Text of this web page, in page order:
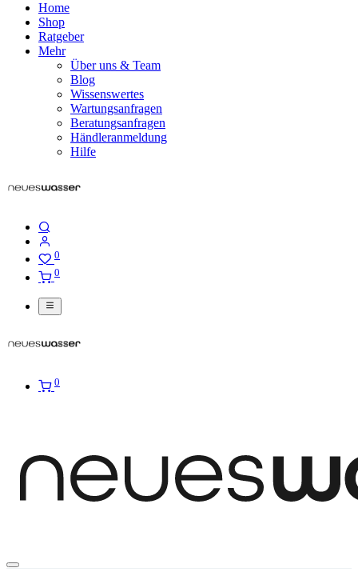
Home
Shop
Ratgeber
Mehr
Über uns & Team
Blog
Wissenswertes
Wartungsanfragen
Beratungsanfragen
Händleranmeldung
Hilfe
0
0
0